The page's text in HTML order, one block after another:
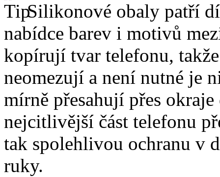
Silikonové obaly patří
nabídce barev i motivů
kopírují tvar telefonu,
neomezují a není nutné je
mírně přesahují přes
nejcitlivější část telefonu
tak spolehlivou ochranu v
ruky.